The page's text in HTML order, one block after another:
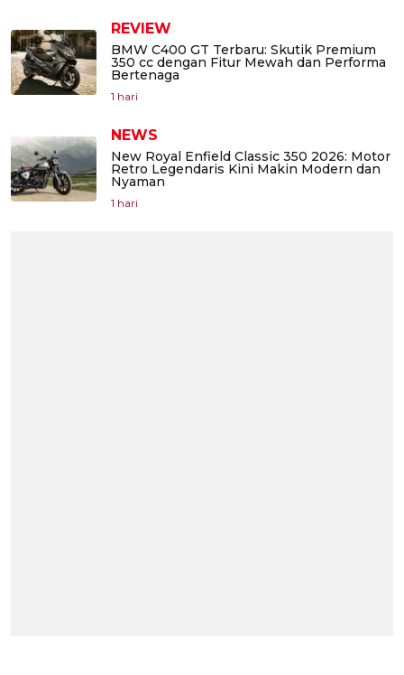
REVIEW
BMW C400 GT Terbaru: Skutik Premium
350 cc dengan Fitur Mewah dan Performa
Bertenaga
1 hari
NEWS
New Royal Enfield Classic 350 2026: Motor
Retro Legendaris Kini Makin Modern dan
Nyaman
1 hari